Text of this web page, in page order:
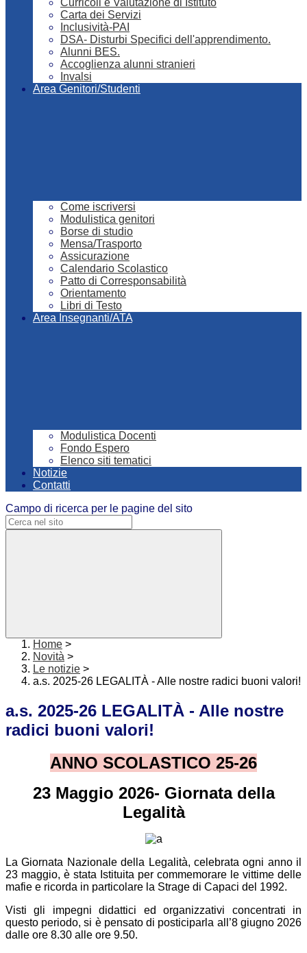
Curricoli e Valutazione di Istituto
Carta dei Servizi
Inclusività-PAI
DSA- Disturbi Specifici dell'apprendimento.
Alunni BES.
Accoglienza alunni stranieri
Invalsi
Area Genitori/Studenti
Come iscriversi
Modulistica genitori
Borse di studio
Mensa/Trasporto
Assicurazione
Calendario Scolastico
Patto di Corresponsabilità
Orientamento
Libri di Testo
Area Insegnanti/ATA
Modulistica Docenti
Fondo Espero
Elenco siti tematici
Notizie
Contatti
Campo di ricerca per le pagine del sito
Home >
Novità >
Le notizie >
a.s. 2025-26 LEGALITÀ - Alle nostre radici buoni valori!
a.s. 2025-26 LEGALITÀ - Alle nostre
radici buoni valori!
ANNO SCOLASTICO 25-26
23 Maggio 2026- Giornata della
Legalità
La Giornata Nazionale della Legalità, celebrata ogni anno il
23 maggio, è stata Istituita per commemorare le vittime delle
mafie e ricorda in particolare la Strage di Capaci del 1992.
Visti gli impegni didattici ed organizzativi concentrati in
questo periodo, si è pensato di posticiparla all’8 giugno 2026
dalle ore 8.30 alle ore 9.50.